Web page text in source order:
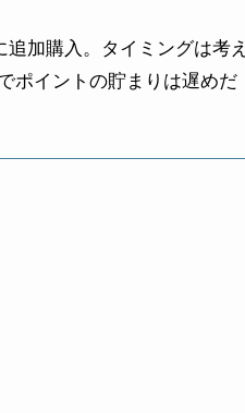
加購入。タイミングは考え
ポイントの貯まりは遅めだ